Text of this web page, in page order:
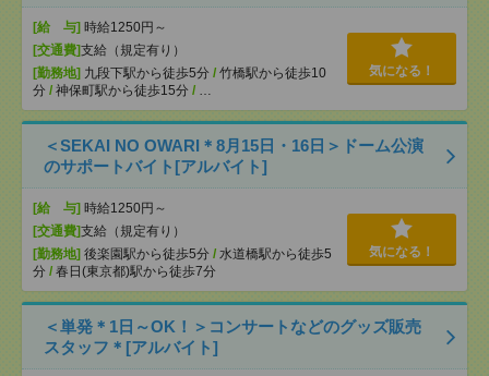
[給 与] 時給1250円～
[交通費]支給（規定有り）
[勤務地] 九段下駅から徒歩5分 / 竹橋駅から徒歩10
分 / 神保町駅から徒歩15分 / …
気になる！
＜SEKAI NO OWARI＊8月15日・16日＞ドーム公演
のサポートバイト[アルバイト]
[給 与] 時給1250円～
[交通費]支給（規定有り）
[勤務地] 後楽園駅から徒歩5分 / 水道橋駅から徒歩5
分 / 春日(東京都)駅から徒歩7分
気になる！
＜単発＊1日～OK！＞コンサートなどのグッズ販売
スタッフ＊[アルバイト]